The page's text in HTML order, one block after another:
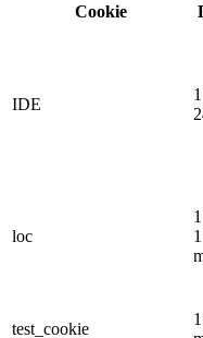
Cookie
IDE
loc
1
test_cookie